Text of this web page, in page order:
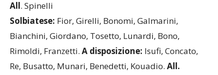
Marchetti, Tedesco, Pasquino, Candido, Monaco.
All. Spinelli
Solbiatese:Fior, Girelli, Bonomi, Galmarini,
Bianchini, Giordano, Tosetto, Lunardi, Bono,
Rimoldi, Franzetti.A disposizione:Isufi, Concato,